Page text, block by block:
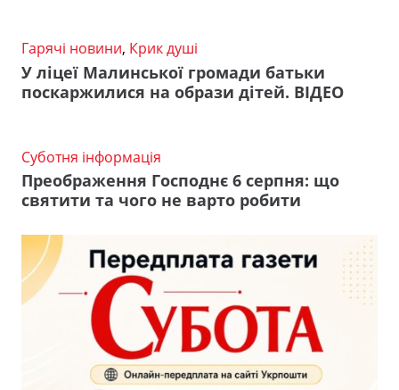
Гарячі новини, Крик душі
У ліцеї Малинської громади батьки
поскаржилися на образи дітей. ВІДЕО
Суботня інформація
Преображення Господнє 6 серпня: що
святити та чого не варто робити